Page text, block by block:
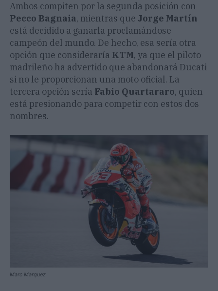
Ambos compiten por la segunda posición con
Pecco Bagnaia, mientras que Jorge Martín
está decidido a ganarla proclamándose
campeón del mundo. De hecho, esa sería otra
opción que consideraría KTM, ya que el piloto
madrileño ha advertido que abandonará Ducati
si no le proporcionan una moto oficial. La
tercera opción sería Fabio Quartararo, quien
está presionando para competir con estos dos
nombres.
Marc Marquez